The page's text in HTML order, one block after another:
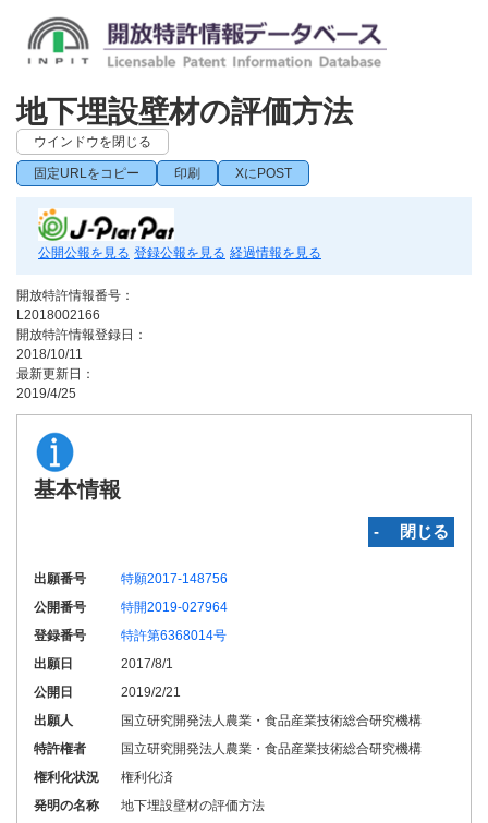
地下埋設壁材の評価方法
ウインドウを閉じる
固定URLをコピー 印刷 XにPOST
公開公報を見る 登録公報を見る 経過情報を見る
開放特許情報番号：
L2018002166
開放特許情報登録日：
2018/10/11
最新更新日：
2019/4/25
基本情報
‐ 閉じる
出願番号
特願2017-148756
公開番号
特開2019-027964
登録番号
特許第6368014号
出願日
2017/8/1
公開日
2019/2/21
出願人
国立研究開発法人農業・食品産業技術総合研究機構
特許権者
国立研究開発法人農業・食品産業技術総合研究機構
権利化状況
権利化済
発明の名称
地下埋設壁材の評価方法